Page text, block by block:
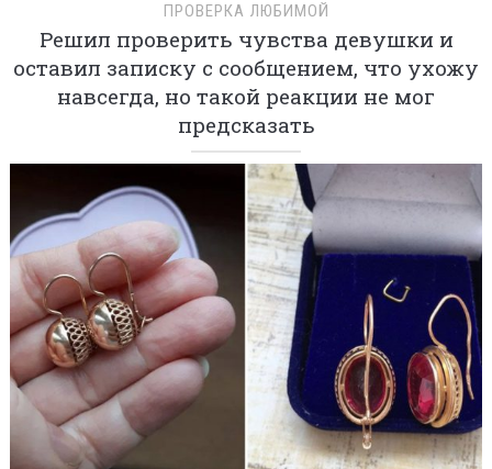
ПРОВЕРКА ЛЮБИМОЙ
Решил проверить чувства девушки и
оставил записку с сообщением, что ухожу
навсегда, но такой реакции не мог
предсказать